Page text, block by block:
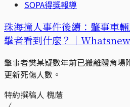
SOPA得獎報導
珠海撞人事件後續：肇事車
擊者看到什麼？｜Whatsnew
肇事者樊某疑數年前已搬離體育場
更新死傷人數。
特約撰稿人 槐蔭